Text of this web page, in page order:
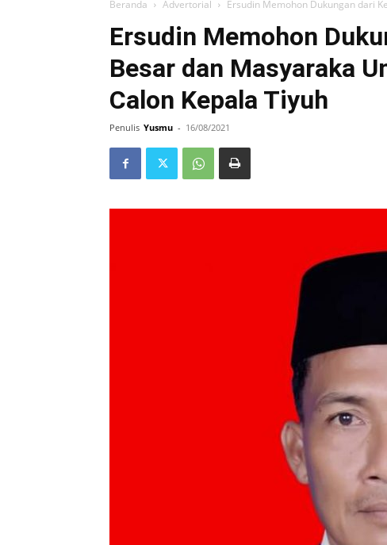
Beranda Advertorial Ersudin Memohon Dukungan dari
Ersudin Memohon
Besar dan Masyaraka
Calon Kepala Tiyuh
Penulis Yusmu - 16/08/2021